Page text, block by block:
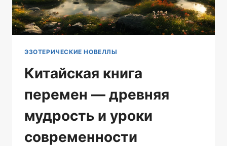
ЭЗОТЕРИЧЕСКИЕ НОВЕЛЛЫ
Китайская книга
перемен — древняя
мудрость и уроки
современности